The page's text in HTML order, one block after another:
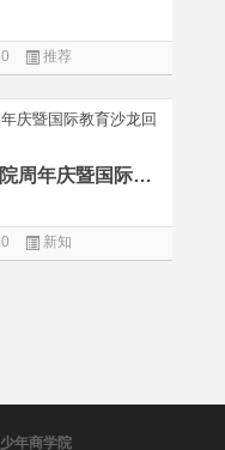
0 推荐
世界是我们的课堂 | 少年商学院周年庆暨国际教育沙龙回顾
0 新知
少年商学院